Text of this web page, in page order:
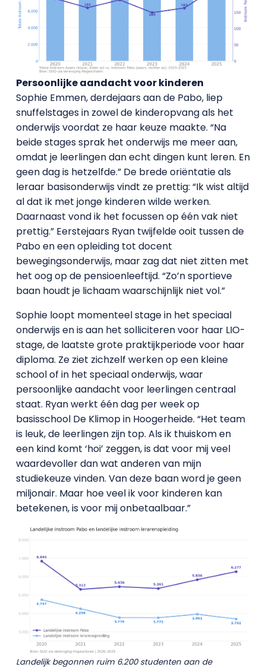
Persoonlijke aandacht voor kinderen
Sophie Emmen, derdejaars aan de Pabo, liep
snuffelstages in zowel de kinderopvang als het
onderwijs voordat ze haar keuze maakte. “Na
beide stages sprak het onderwijs me meer aan,
omdat je leerlingen dan echt dingen kunt leren. En
geen dag is hetzelfde.” De brede oriëntatie als
leraar basisonderwijs vindt ze prettig: “Ik wist altijd
al dat ik met jonge kinderen wilde werken.
Daarnaast vond ik het focussen op één vak niet
prettig.” Eerstejaars Ryan twijfelde ooit tussen de
Pabo en een opleiding tot docent
bewegingsonderwijs, maar zag dat niet zitten met
het oog op de pensioenleeftijd. “Zo’n sportieve
baan houdt je lichaam waarschijnlijk niet vol.”
Sophie loopt momenteel stage in het speciaal
onderwijs en is aan het solliciteren voor haar LIO-
stage, de laatste grote praktijkperiode voor haar
diploma. Ze ziet zichzelf werken op een kleine
school of in het speciaal onderwijs, waar
persoonlijke aandacht voor leerlingen centraal
staat. Ryan werkt één dag per week op
basisschool De Klimop in Hoogerheide. “Het team
is leuk, de leerlingen zijn top. Als ik thuiskom en
een kind komt ‘hoi’ zeggen, is dat voor mij veel
waardevoller dan wat anderen van mijn
studiekeuze vinden. Van deze baan word je geen
miljonair. Maar hoe veel ik voor kinderen kan
betekenen, is voor mij onbetaalbaar.”
Landelijk begonnen ruim 6.200 studenten aan de